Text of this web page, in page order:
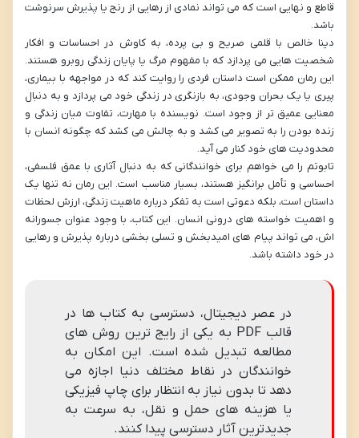
قاطع و نهایی است که می تواند نمادی از رهایی از رنج یا پذیرش سرنوشت
باشد.
دینا خالص با قلمی صریح و بی پرده، به کاوش در احساسات و افکار
شخصیت هایی می پردازد که با مفهوم مرگ یا پایان زندگی روبرو هستند.
این رمان ممکن است داستان فردی را روایت کند که در مواجهه با بیماری،
پیری یا یک بحران وجودی، به بازنگری در زندگی خود می پردازد و به دنبال
معنایی عمیق تر از وجود است. نویسنده با مهارت، تفاوت میان زندگی و
زنده بودن را به تصویر می کشد و به چالش می کشد که چگونه انسان با
محدودیت های خود کنار می آید.
تابوتم را می خواهم برای خوانندگانی که به دنبال آثاری با عمق فلسفی،
احساسی و تأمل برانگیز هستند، بسیار مناسب است. این رمان نه تنها یک
داستان است، بلکه دعوتی است به تفکر درباره ماهیت زندگی، ارزش لحظات
و اهمیت خواسته های درونی انسان. این کتاب، با وجود عنوان جسورانه
اش، می تواند پیام های امیدبخش و تسلی بخشی درباره پذیرش و رهایی
در خود داشته باشد.
در عصر دیجیتال، دسترسی به کتاب ها در
قالب PDF به یکی از رایج ترین روش های
مطالعه تبدیل شده است. این امکان به
خوانندگان در نقاط مختلف دنیا اجازه می
دهد تا بدون نیاز به انتظار برای چاپ فیزیکی
یا هزینه های حمل و نقل، به سرعت به
جدیدترین آثار دسترسی پیدا کنند.